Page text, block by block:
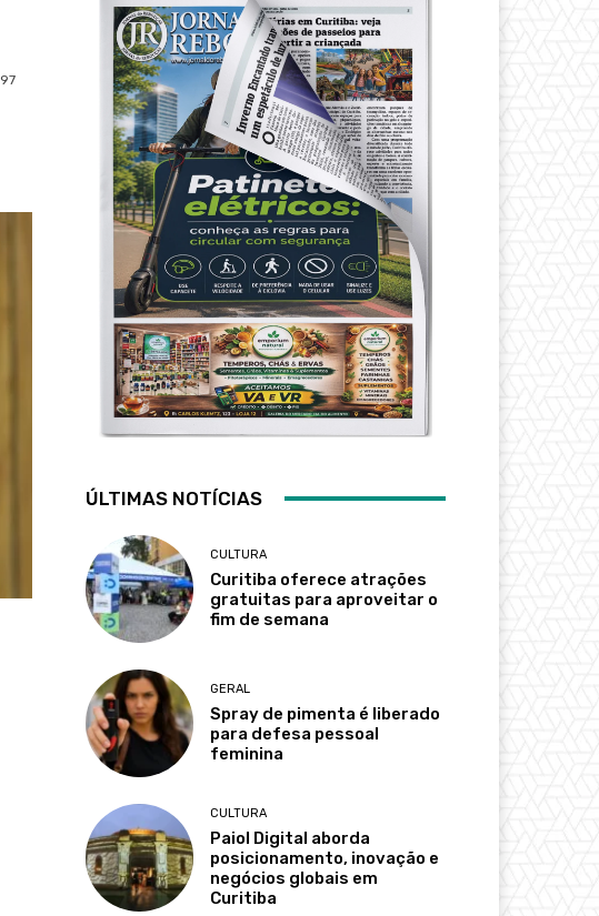
97
ÚLTIMAS NOTÍCIAS
CULTURA
Curitiba oferece atrações
gratuitas para aproveitar o
fim de semana
GERAL
Spray de pimenta é liberado
para defesa pessoal
feminina
CULTURA
Paiol Digital aborda
posicionamento, inovação e
negócios globais em
Curitiba